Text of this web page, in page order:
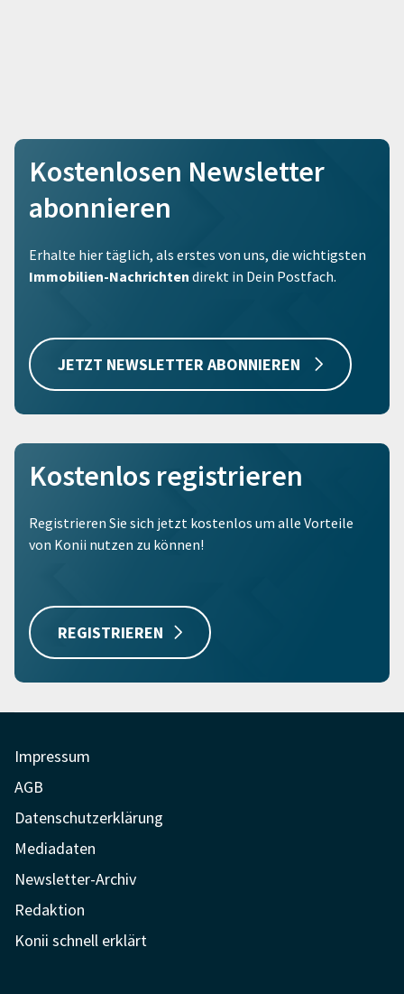
Kostenlosen Newsletter
abonnieren
Erhalte hier täglich, als erstes von uns, die wichtigsten
Immobilien-Nachrichten direkt in Dein Postfach.
JETZT NEWSLETTER ABONNIEREN
Kostenlos registrieren
Registrieren Sie sich jetzt kostenlos um alle Vorteile
von Konii nutzen zu können!
REGISTRIEREN
Impressum
AGB
Datenschutzerklärung
Mediadaten
Newsletter-Archiv
Redaktion
Konii schnell erklärt